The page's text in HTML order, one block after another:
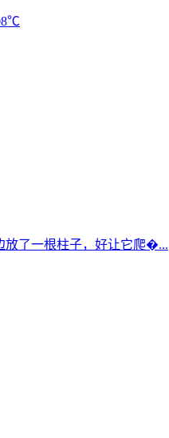
放了一根柱子，好让它爬�...